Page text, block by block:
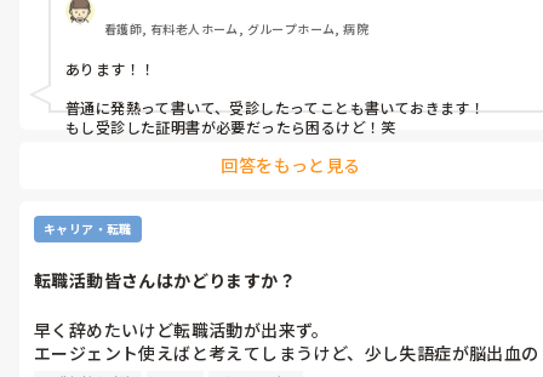
看護師, 有料老人ホーム, グループホーム, 病院
あります！！
普通に発熱って書いて、受診したってことも書いておきます！
もし受診した証明書が必要だったら困るけど！笑
回答をもっと見る
キャリア・転職
転職活動皆さんはかどりますか？
早く辞めたいけど転職活動が出来ず。
エージェント使えばと考えてしまうけど、少し失語症が脳出血の